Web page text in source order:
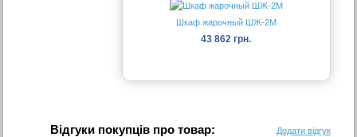
Шкаф жарочный ШЖ-2М
43 862 грн.
Відгуки покупців про товар: Додати відгук